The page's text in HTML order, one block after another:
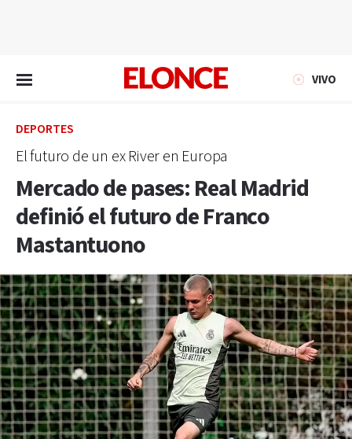
VIVO
DEPORTES
El futuro de un ex River en Europa
Mercado de pases: Real Madrid
definió el futuro de Franco
Mastantuono